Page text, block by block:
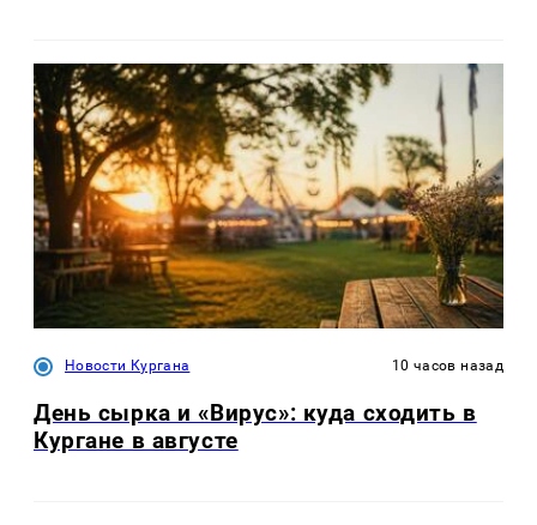
Новости Кургана 10 часов назад
День сырка и «Вирус»: куда сходить в
Кургане в августе